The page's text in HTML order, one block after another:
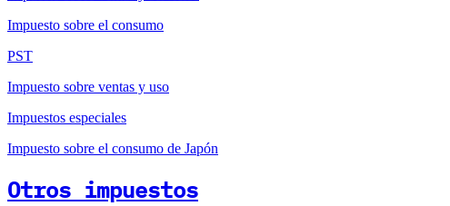
Impuesto sobre el consumo
PST
Impuesto sobre ventas y uso
Impuestos especiales
Impuesto sobre el consumo de Japón
Otros impuestos